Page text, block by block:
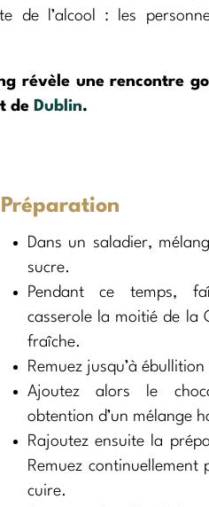
de l’alcool : les
révèle une rencontre
de Dublin.
Préparation
Dans un saladier,
sucre.
Pendant ce temps,
casserole la moitié de la
fraîche.
Remuez jusqu’à
Ajoutez alors le
obtention d’un mélange
Rajoutez ensuite la
Remuez
cuire.